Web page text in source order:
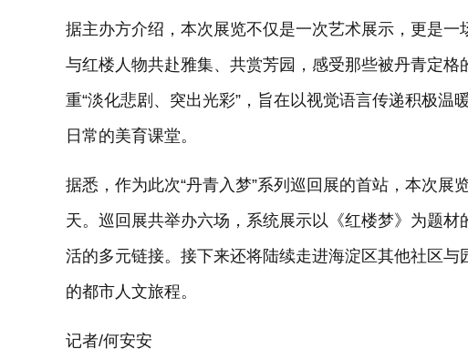
据主办方介绍，本次展览不仅是一次艺术展示，更是一
与红楼人物共赴雅集、共赏芳园，感受那些被丹青定
重“淡化悲剧、突出光彩”，旨在以视觉语言传递积极
日常的美育课堂。
据悉，作为此次“丹青入梦”系列巡回展的首站，本次展
天。巡回展共举办六场，系统展示以《红楼梦》为题
活的多元链接。接下来还将陆续走进海淀区其他社区
的都市人文旅程。
记者/何安安